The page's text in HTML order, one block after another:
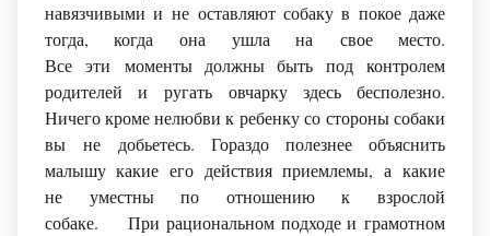
навязчивыми и не оставляют собаку в покое даже
тогда, когда она ушла на свое место.
Все эти моменты должны быть под контролем
родителей и ругать овчарку здесь бесполезно.
Ничего кроме нелюбви к ребенку со стороны собаки
вы не добьетесь. Гораздо полезнее объяснить
малышу какие его действия приемлемы, а какие
не уместны по отношению к взрослой
собаке. При рациональном подходе и грамотном